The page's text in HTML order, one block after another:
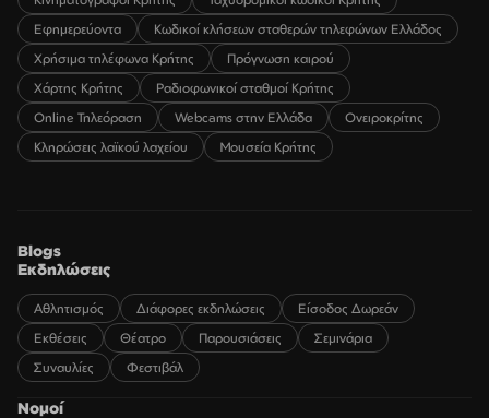
Εφημερεύοντα
Κωδικοί κλήσεων σταθερών τηλεφώνων Ελλάδος
Χρήσιμα τηλέφωνα Κρήτης
Πρόγνωση καιρού
Χάρτης Κρήτης
Ραδιοφωνικοί σταθμοί Κρήτης
Online Τηλεόραση
Webcams στην Ελλάδα
Ονειροκρίτης
Κληρώσεις λαϊκού λαχείου
Μουσεία Κρήτης
Blogs
Εκδηλώσεις
Αθλητισμός Διάφορες εκδηλώσεις
Είσοδος Δωρεάν
Εκθέσεις
Θέατρο Παρουσιάσεις
Σεμινάρια
Συναυλίες
Φεστιβάλ
Νομοί